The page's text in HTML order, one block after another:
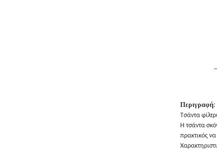
Περιγραφή:
Τσάντα
Η τσάντα
πρακτικός